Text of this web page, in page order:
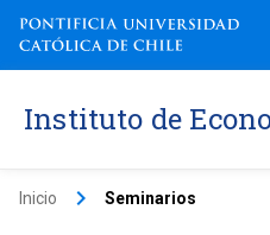
Instituto de
Inicio keyboard_arrow_right Seminarios